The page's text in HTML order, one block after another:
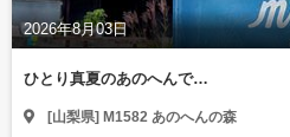
2026年8月03日
ひとり真夏のあのへんで…
[山梨県] M1582 あのへんの森